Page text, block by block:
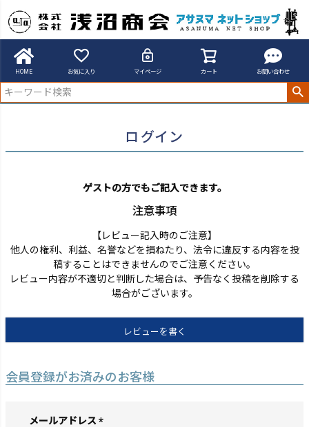
HOME お気に入り マイページ カート お問い合わせ
アサヌマネットショップ
ログイン
ゲストの方でもご記入できます。
注意事項
【レビュー記入時のご注意】
他人の権利、利益、名誉などを損ねたり、法令に違反する内容を投
稿することはできませんのでご注意ください。
レビュー内容が不適切と判断した場合は、予告なく投稿を削除する
場合がございます。
レビューを書く
会員登録がお済みのお客様
メールアドレス